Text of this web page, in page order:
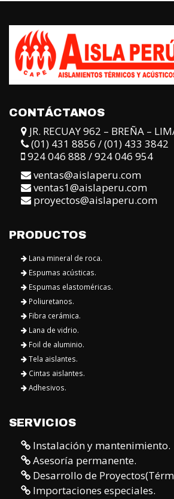
CONTÁCTANOS
JR. RECUAY 962 – BREÑA –
(01) 431 8856 / (01) 433 3842
924 046 888 / 924 046 954
ventas@aislaperu.com
ventas1@aislaperu.com
proyectos@aislaperu.com
PRODUCTOS
Lana mineral de roca.
Espumas acústicas.
Espumas elastoméricas.
Poliuretanos.
Fibra cerámica.
Lana de vidrio.
Foil de aluminio.
Tela aislantes.
Cintas aislantes.
Adhesivos.
SERVICIOS
Instalación y mantenimiento.
Asesoría permanente.
Desarrollo de
Importaciones especiales.